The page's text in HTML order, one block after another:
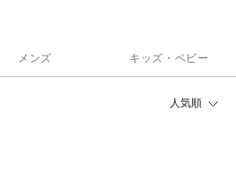
メンズ キッズ・ベビー
人気順